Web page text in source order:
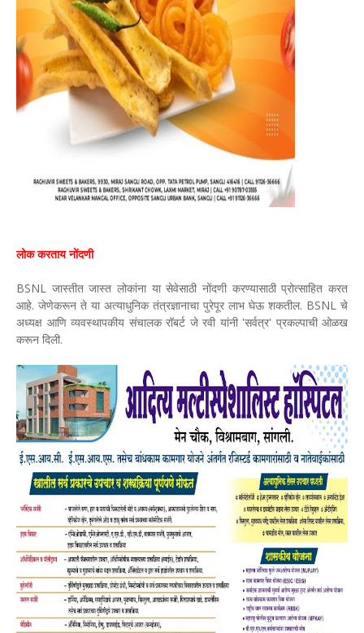
लोक करताय नोंदणी
BSNL जास्तीत जास्त लोकांना या सेवेसाठी नोंदणी करण्यासाठी प्रोत्साहित करत
आहे. जेणेकरून ते या अत्याधुनिक तंत्रज्ञानाचा पुरेपूर लाभ घेऊ शकतील. BSNL चे
अध्यक्ष आणि व्यवस्थापकीय संचालक रॉबर्ट जे रवी यांनी 'सर्वत्र' प्रकल्पाची ओळख
करून दिली.